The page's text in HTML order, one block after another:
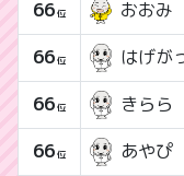
66位 おおみ
66位 はげが
66位 きらら
66位 あやぴ